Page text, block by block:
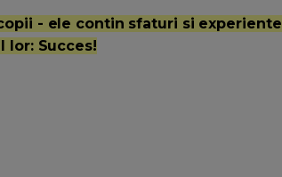
- ele contin sfaturi si
lor: Succes!